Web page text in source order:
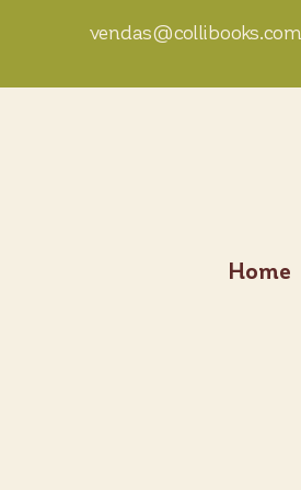
vendas@collibooks.com
Home